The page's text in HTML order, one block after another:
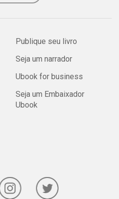
Publique seu livro
Seja um narrador
Ubook for business
Seja um Embaixador
Ubook